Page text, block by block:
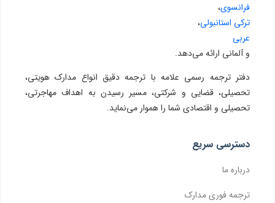
فرانسوی،
ترکی استانبولی،
عربی
و آلمانی ارائه می‌دهد.
دفتر ترجمه رسمی علامه با ترجمه دقیق انواع مدارک هویتی،
تحصیلی، قضایی و شرکتی، مسیر رسیدن به اهداف مهاجرتی،
تحصیلی و اقتصادی شما را هموار می‌نماید.
دسترسی سریع
درباره ما
ترجمه فوری مدارک